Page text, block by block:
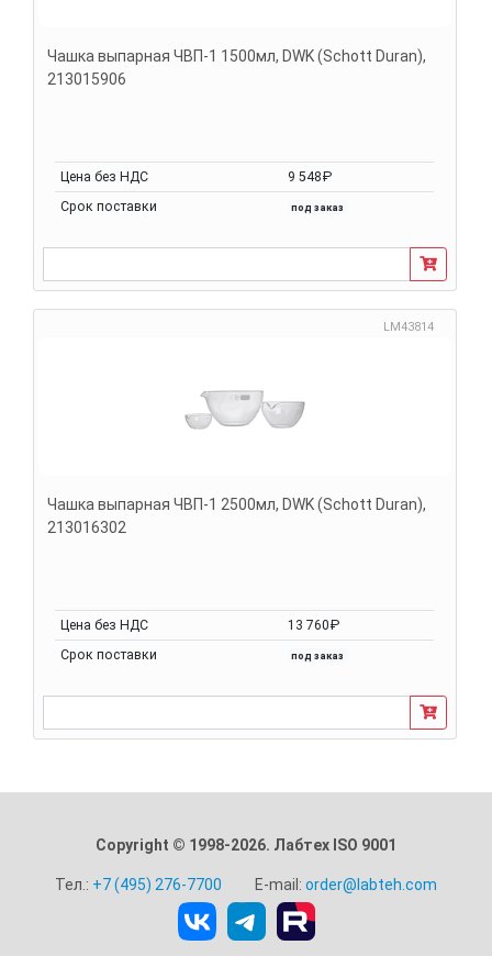
Чашка выпарная ЧВП-1 1500мл, DWK (Schott Duran),
213015906
Цена без НДС
9 548₽
Срок поставки
под заказ
LM43814
Чашка выпарная ЧВП-1 2500мл, DWK (Schott Duran),
213016302
Цена без НДС
13 760₽
Срок поставки
под заказ
Copyright © 1998-2026. Лабтех ISO 9001
Тел.: +7 (495) 276-7700 E-mail: order@labteh.com